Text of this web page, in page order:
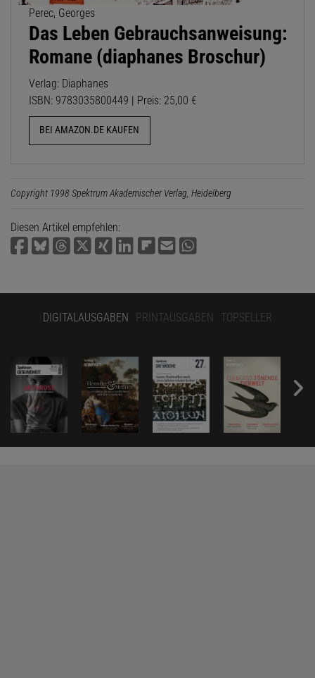
Perec, Georges
Das Leben Gebrauchsanweisung:
Romane (diaphanes Broschur)
Verlag: Diaphanes
ISBN: 9783035800449 | Preis: 25,00 €
BEI AMAZON.DE KAUFEN
Copyright 1998 Spektrum Akademischer Verlag, Heidelberg
Diesen Artikel empfehlen:
DIGITALAUSGABEN PRINTAUSGABEN TOPSELLER